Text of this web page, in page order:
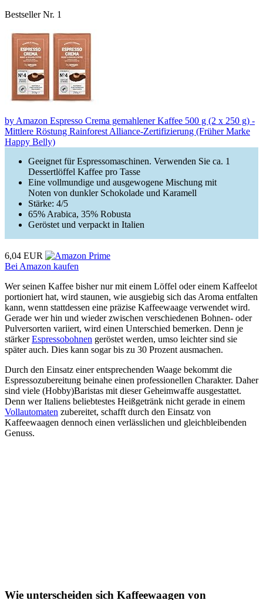
Bestseller Nr. 1
by Amazon Espresso Crema gemahlener Kaffee 500 g (2 x 250 g) -
Mittlere Röstung Rainforest Alliance-Zertifizierung (Früher Marke
Happy Belly)
Geeignet für Espressomaschinen. Verwenden Sie ca. 1
Dessertlöffel Kaffee pro Tasse
Eine vollmundige und ausgewogene Mischung mit
Noten von dunkler Schokolade und Karamell
Stärke: 4/5
65% Arabica, 35% Robusta
Geröstet und verpackt in Italien
6,04 EUR
Bei Amazon kaufen
Wer seinen Kaffee bisher nur mit einem Löffel oder einem Kaffeelot
portioniert hat, wird staunen, wie ausgiebig sich das Aroma entfalten
kann, wenn stattdessen eine präzise Kaffeewaage verwendet wird.
Gerade wer hin und wieder zwischen verschiedenen Bohnen- oder
Pulversorten variiert, wird einen Unterschied bemerken. Denn je
stärkerEspressobohnen geröstet werden, umso leichter sind sie
später auch. Dies kann sogar bis zu 30 Prozent ausmachen.
Durch den Einsatz einer entsprechenden Waage bekommt die
Espressozubereitung beinahe einen professionellen Charakter. Daher
sind viele (Hobby)Baristas mit dieser Geheimwaffe ausgestattet.
Denn wer Italiens beliebtestes Heißgetränk nicht gerade in einem
Vollautomaten zubereitet, schafft durch den Einsatz von
Kaffeewaagen dennoch einen verlässlichen und gleichbleibenden
Genuss.
Wie unterscheiden sich Kaffeewaagen von